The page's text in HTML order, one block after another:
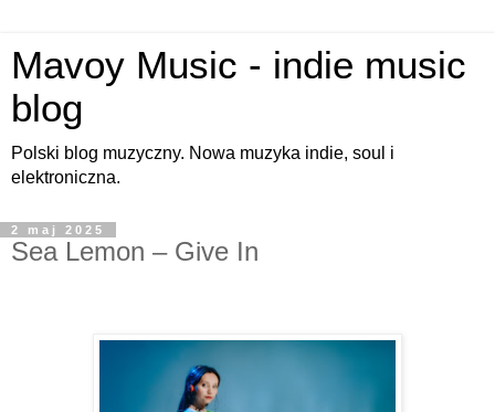
Mavoy Music - indie music
blog
Polski blog muzyczny. Nowa muzyka indie, soul i
elektroniczna.
2 maj 2025
Sea Lemon – Give In